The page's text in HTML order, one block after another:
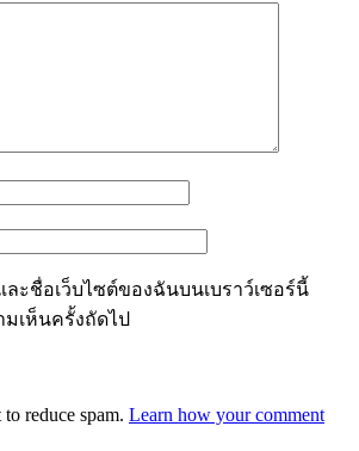
ะชื่อเว็บไซต์ของฉันบนเบราว์เซอร์นี้
เห็นครั้งถัดไป
reduce spam. Learn how your comment